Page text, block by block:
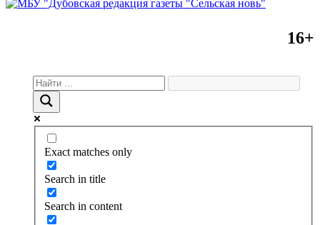
16+
Exact matches only
Search in title
Search in content